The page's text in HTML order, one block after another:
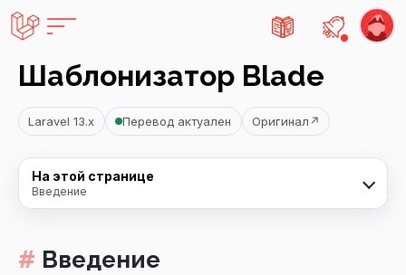
Есть не
Шаблонизатор Blade
Laravel 13.x Перевод актуален Оригинал ↗
На этой странице
Введение
Введение